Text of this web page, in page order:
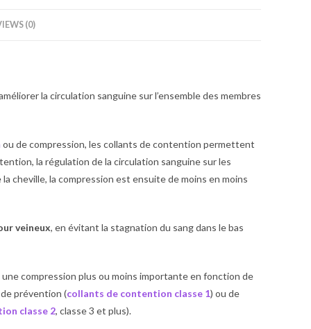
(0)
la circulation sanguine sur l’ensemble des membres
ou de compression, les collants de contention permettent
la régulation de la circulation sanguine sur les
cheville, la compression est ensuite de moins en moins
veineux, en évitant la stagnation du sang dans le bas
compression plus ou moins importante en fonction de
prévention (collants de contention classe 1) ou de
classe 2, classe 3 et plus).